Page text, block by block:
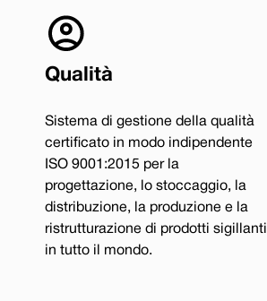
Qualità
Sistema di gestione della qualità
certificato in modo indipendente
ISO 9001:2015 per la
progettazione, lo stoccaggio, la
distribuzione, la produzione e la
ristrutturazione di prodotti sigillanti
in tutto il mondo.